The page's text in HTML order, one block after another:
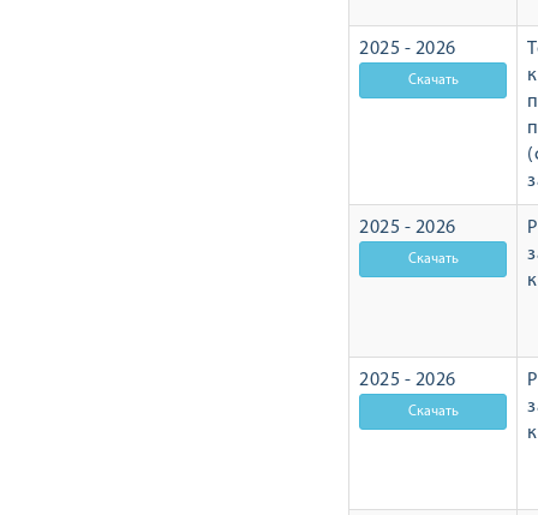
2025 - 2026
2025 - 2026
2025 - 2026